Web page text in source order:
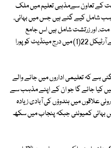
کے تعاون سےمذہبی تعلیم میں ملک
شامل کیے گئے ہیں جس میں بہائی،
اور زرتشت شامل ہیں اس جامع
اصلاحات کا بنیادی مقصد آئین پاکستان کے آرٹیکل 22(1) میں درج مینڈیٹ کو پورا
ہے کہ تعلیمی اداروں میں جانے والے
کیا جائے گا جو ان کے اپنے مذہب سے
علاقوں میں ہندوؤں کی آبادی زیادہ
بہائی کمیونٹی جبکہ پنجاب میں سکھ